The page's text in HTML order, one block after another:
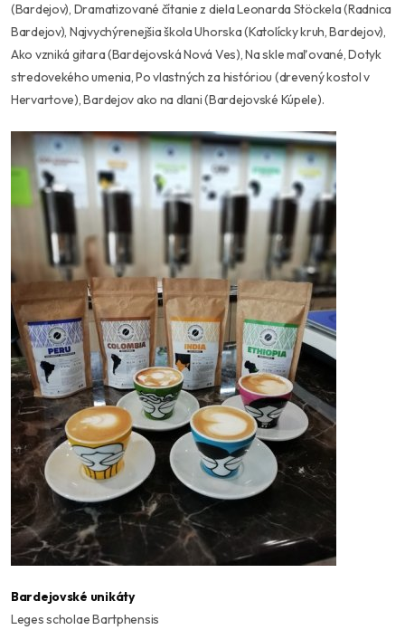
(Bardejov), Dramatizované čítanie z diela Leonarda Stöckela (Radnica
Bardejov), Najvychýrenejšia škola Uhorska (Katolícky kruh, Bardejov),
Ako vzniká gitara (Bardejovská Nová Ves), Na skle maľované, Dotyk
stredovekého umenia, Po vlastných za históriou (drevený kostol v
Hervartove), Bardejov ako na dlani (Bardejovské Kúpele).
Bardejovské unikáty
Leges scholae Bartphensis